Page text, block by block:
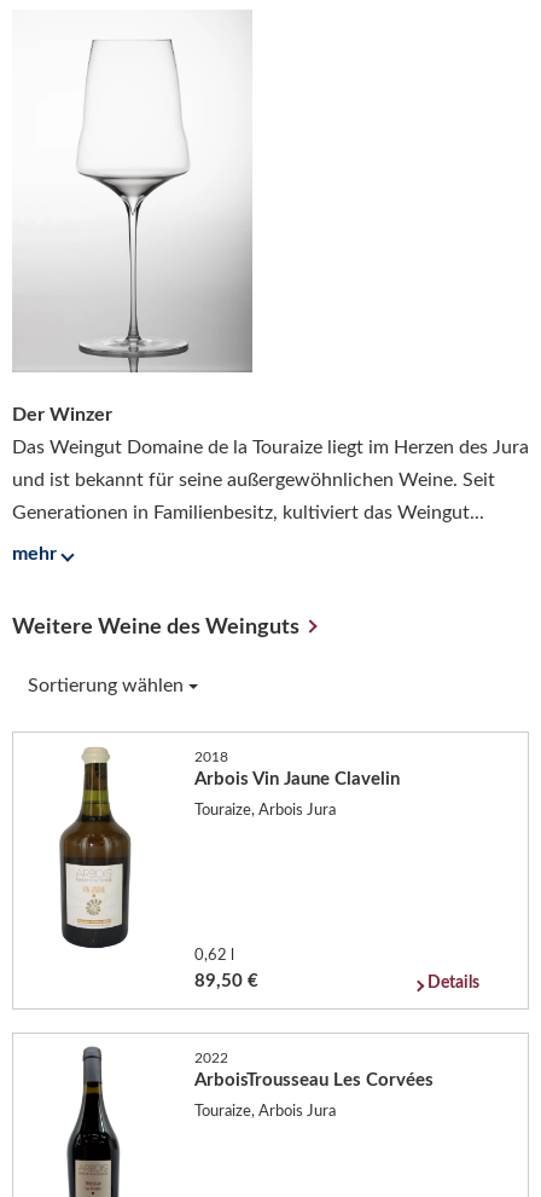
Der Winzer
Das Weingut Domaine de la Touraize liegt im Herzen des Jura
und ist bekannt für seine außergewöhnlichen Weine. Seit
Generationen in Familienbesitz, kultiviert das Weingut...
mehr
Weitere Weine des Weinguts
Sortierung wählen
2018
Arbois Vin Jaune Clavelin
Touraize, Arbois Jura
0,62 l
89,50 € Details
2022
ArboisTrousseau Les Corvées
Touraize, Arbois Jura